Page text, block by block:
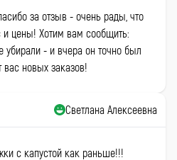
за отзыв - очень рады, что
и цены! Хотим вам сообщить:
убирали - и вчера он точно был
новых заказов!
Светлана Алексеевна
с капустой как раньше!!!